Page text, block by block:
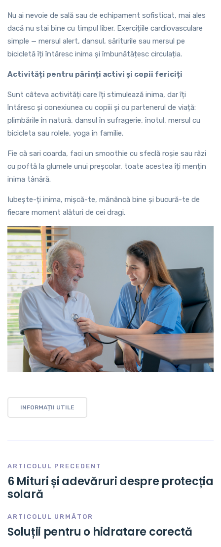
Nu ai nevoie de sală sau de echipament sofisticat, mai ales
dacă nu stai bine cu timpul liber. Exercițiile cardiovasculare
simple — mersul alert, dansul, săriturile sau mersul pe
bicicletă îți întăresc inima și îmbunătățesc circulația.
Activități pentru părinți activi și copii fericiți
Sunt câteva activități care îți stimulează inima, dar îți
întăresc și conexiunea cu copiii și cu partenerul de viață:
plimbările în natură, dansul în sufragerie, înotul, mersul cu
bicicleta sau rolele, yoga în familie.
Fie că sari coarda, faci un smoothie cu sfeclă roșie sau râzi
cu poftă la glumele unui preșcolar, toate acestea îți mențin
inima tânără.
Iubește-ți inima, mișcă-te, mănâncă bine și bucură-te de
fiecare moment alături de cei dragi.
INFORMAȚII UTILE
ARTICOLUL PRECEDENT
6 Mituri și adevăruri despre protecția
solară
ARTICOLUL URMĂTOR
Soluții pentru o hidratare corectă